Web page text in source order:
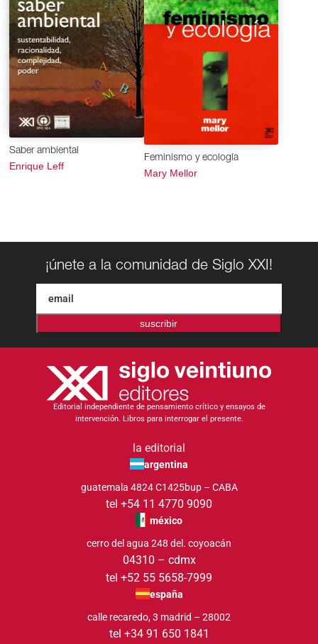
Saber ambiental
Enrique Leff
Feminismo y ecología
Mary Mellor
¡únete a la comunidad de Siglo XXI!
suscribir
Editorial independiente de pensamiento crítico y ensayos de
intervención. Libros para interrogar el presente.
la editorial
argentina
guatemala 4824 C1425bup – CABA
tel +54 11 4770 9090
méxico
cerro del agua 248 del. coyoacán
04310 – cdmx
tel +52 55 5658-7999
españa
calle recaredo, 3 madrid – 28002
tel +34 91 650 1841